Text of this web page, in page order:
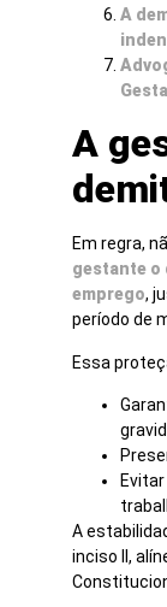
A
A
Em regra,
gestante o
emprego,
período de
Essa
A
inciso II,